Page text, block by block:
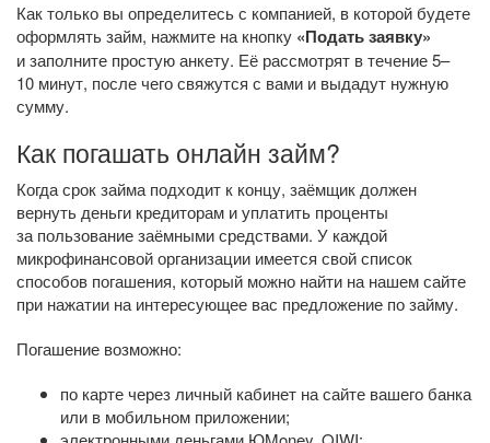
Как только вы определитесь с компанией, в которой будете
оформлять займ, нажмите на кнопку «Подать заявку»
и заполните простую анкету. Её рассмотрят в течение 5–
10 минут, после чего свяжутся с вами и выдадут нужную
сумму.
Как погашать онлайн займ?
Когда срок займа подходит к концу, заёмщик должен
вернуть деньги кредиторам и уплатить проценты
за пользование заёмными средствами. У каждой
микрофинансовой организации имеется свой список
способов погашения, который можно найти на нашем сайте
при нажатии на интересующее вас предложение по займу.
Погашение возможно:
по карте через личный кабинет на сайте вашего банка
или в мобильном приложении;